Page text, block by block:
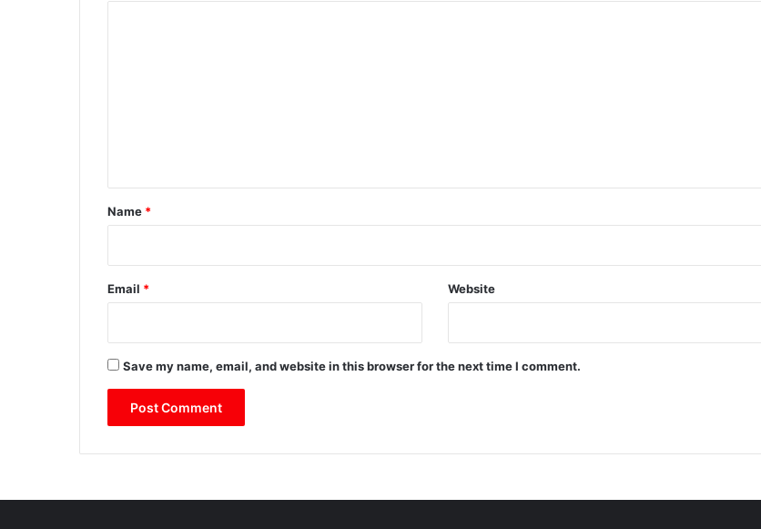
*
Name *
Email * Website
Save my name, email, and website in this browser for the next time I comment.